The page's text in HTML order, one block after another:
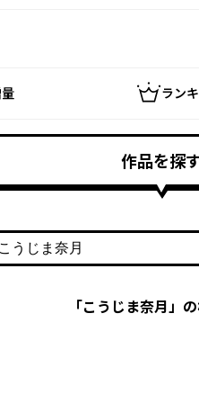
ラン
作品を探
・作家名で探す
「こうじま奈月」